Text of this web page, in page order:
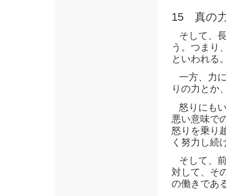
15 真の
そして、
う。つまり
といわれる
一方、力
りの力とか
怒りにも
悪い意味で
怒りを乗り
く努力し続
そして、
対して、そ
の働きであ